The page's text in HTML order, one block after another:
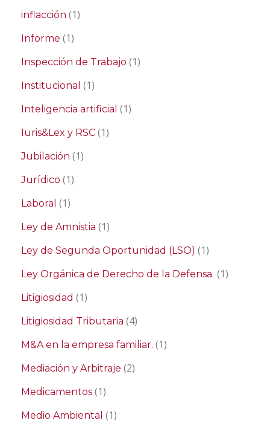
inflacción (1)
Informe (1)
Inspección de Trabajo (1)
Institucional (1)
Inteligencia artificial (1)
Iuris&Lex y RSC (1)
Jubilación (1)
Jurídico (1)
Laboral (1)
Ley de Amnistia (1)
Ley de Segunda Oportunidad (LSO) (1)
Ley Orgánica de Derecho de la Defensa (1)
Litigiosidad (1)
Litigiosidad Tributaria (4)
M&A en la empresa familiar. (1)
Mediación y Arbitraje (2)
Medicamentos (1)
Medio Ambiental (1)